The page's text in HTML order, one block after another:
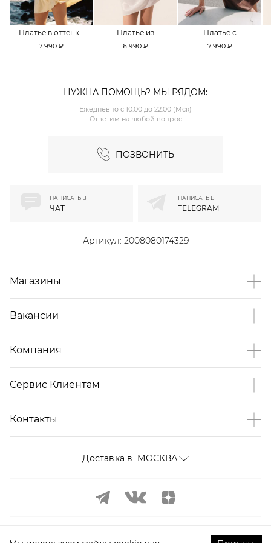
Платье в оттенке
Pale Banana
7 990 ₽
Платье из
смесовой вискозы
6 990 ₽
Платье с
кружевной
7 990 ₽
НУЖНА ПОМОЩЬ? МЫ РЯДОМ:
ПОЗВОНИТЬ
Ежедневно с 10:00 до 22:00 (Мск)
Ответим на любой вопрос
Артикул: 2008080174329
НАПИСАТЬ В
ЧАТ
НАПИСАТЬ В
TELEGRAM
Магазины
Вакансии
Компания
Сервис Клиентам
Контакты
Доставка в МОСКВА